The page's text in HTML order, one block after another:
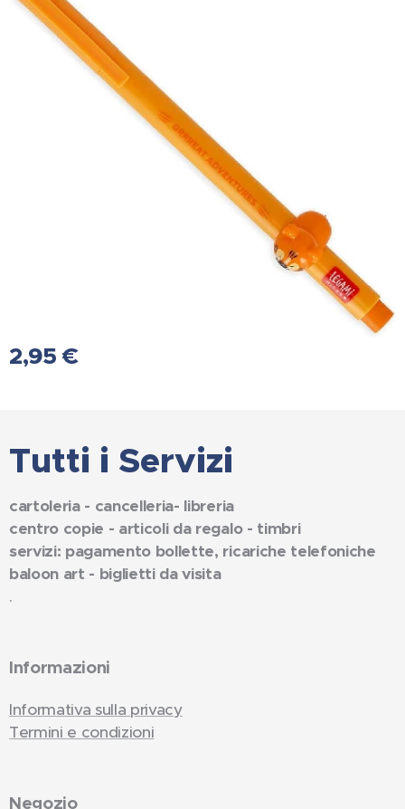
2,95 €
Tutti i Servizi
cartoleria - cancelleria- libreria
centro copie - articoli da regalo - timbri
servizi: pagamento bollette, ricariche telefoniche
baloon art - biglietti da visita
.
Informazioni
Informativa sulla privacy
Termini e condizioni
Negozio